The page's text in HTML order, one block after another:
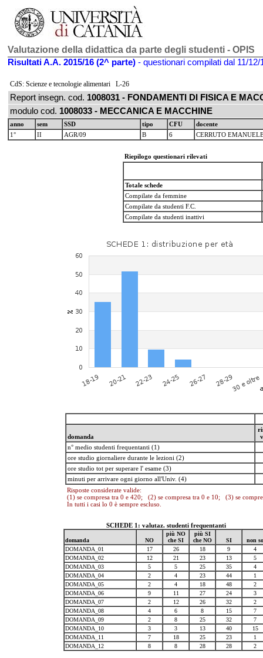
Valutazione della didattica da parte degli studenti - OPIS
Risultati A.A. 2015/16 (2^ parte) - questionari compilati dal 11/12/
CdS: Scienze e tecnologie alimentari L-26
Report insegn. cod. 1008031 - FONDAMENTI DI FISICA E
modulo cod. 1008033 - MECCANICA E MACCHINE
anno sem SSD tipo CFU
docente
1°
II AGR/09 B 6 CERRUTO
Riepilogo questionari rilevati
Totale schede
Compilate da femmine
Compilate da studenti F.C.
Compilate da studenti inattivi
domanda
n° medio studenti frequentanti (1)
ore studio giornaliere durante le lezioni (2)
ore studio tot per superare l' esame (3)
minuti per arrivare ogni giorno all'Univ. (4)
Risposte considerate valide:
(1) se compresa tra 0 e 420; (2) se compresa tra 0 e 10; (3) se
In tutti i casi lo 0 è sempre escluso.
SCHEDE 1: valutaz. studenti frequentanti
domanda NO
più NO
che SI
più SI
che NO
SI
non so
DOMANDA_01
17 26 18 9
4
DOMANDA_02
12 21 23 13
5
DOMANDA_03
5 5 25 35
4
DOMANDA_04
2 4 23 44
1
DOMANDA_05
2 4 18 48
2
DOMANDA_06
9 11 27 24
3
DOMANDA_07
2 12 26 32
2
DOMANDA_08
4 6 8 15
7
DOMANDA_09
2 8 25 32
7
DOMANDA_10
3 3 13 40
15
DOMANDA_11
7 18 25 23
1
DOMANDA_12
8 8 28 28 2